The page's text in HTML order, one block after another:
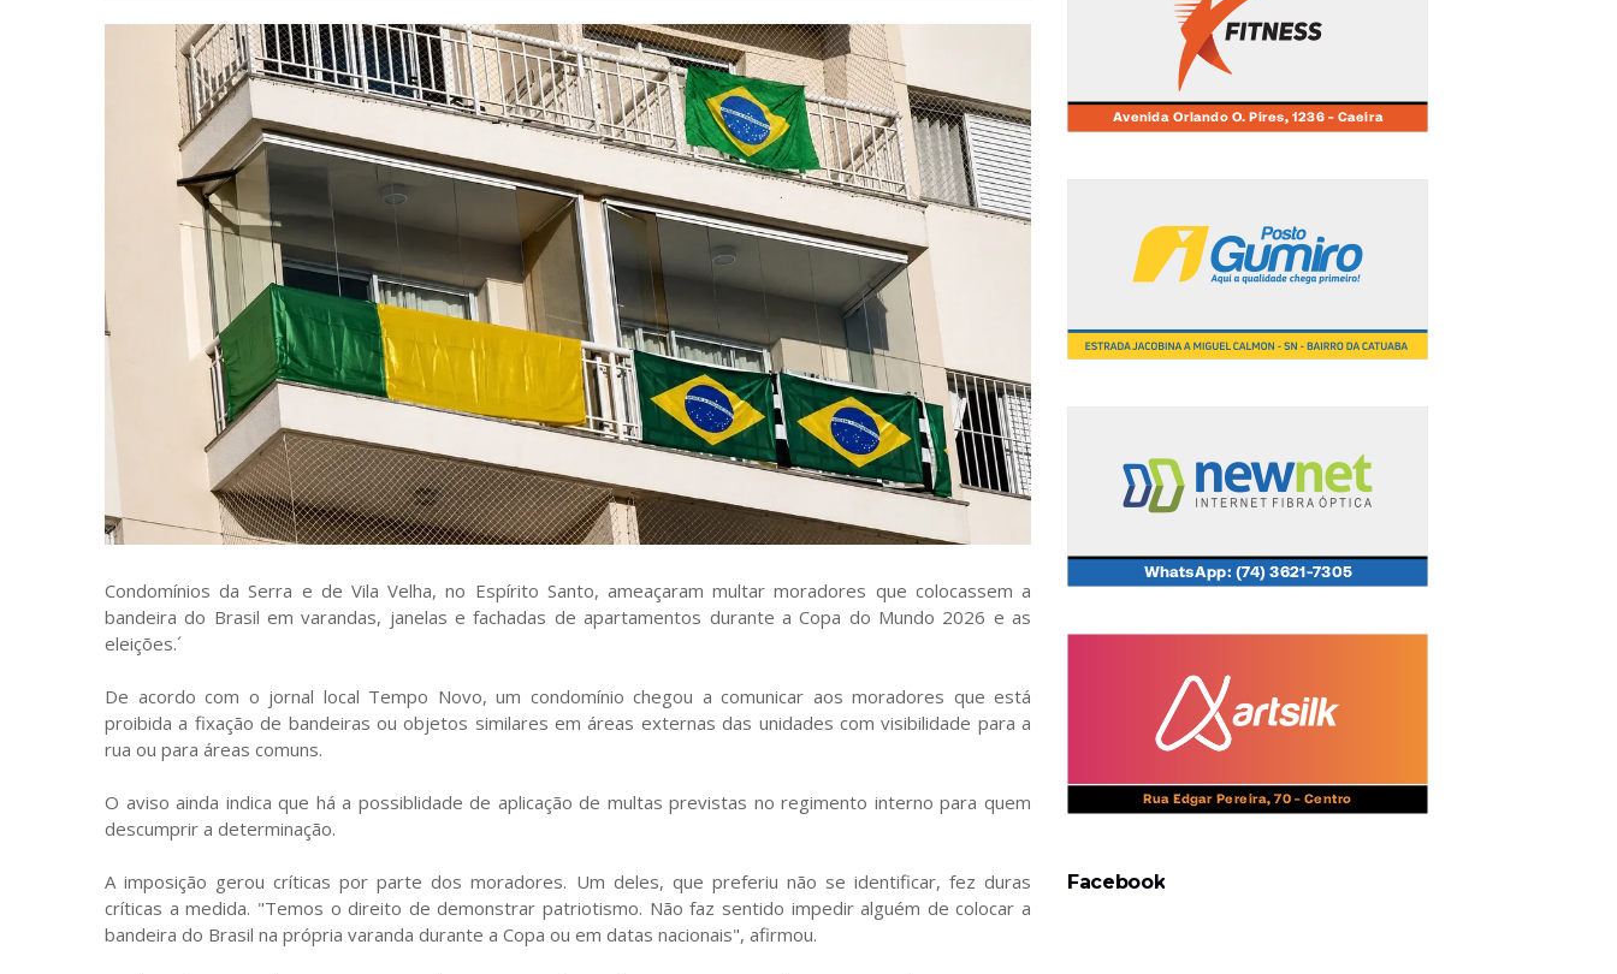
Condomínios da Serra e de Vila Velha, no Espírito Santo, ameaçaram multar moradores que colocassem a
bandeira do Brasil em varandas, janelas e fachadas de apartamentos durante a Copa do Mundo 2026 e as
eleições.´
De acordo com o jornal local Tempo Novo, um condomínio chegou a comunicar aos moradores que está
proibida a fixação de bandeiras ou objetos similares em áreas externas das unidades com visibilidade para a
rua ou para áreas comuns.
O aviso ainda indica que há a possiblidade de aplicação de multas previstas no regimento interno para quem
descumprir a determinação.
A imposição gerou críticas por parte dos moradores. Um deles, que preferiu não se identificar, fez duras
críticas a medida. "Temos o direito de demonstrar patriotismo. Não faz sentido impedir alguém de colocar a
bandeira do Brasil na própria varanda durante a Copa ou em datas nacionais", afirmou.
Facebook